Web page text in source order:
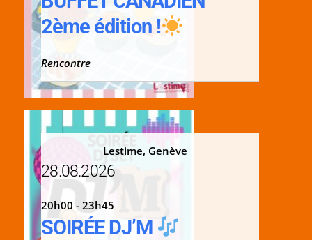
2ème édition !
Rencontre
Lestime, Genève
28.08.2026
20h00 - 23h45
SOIRÉE DJ’M